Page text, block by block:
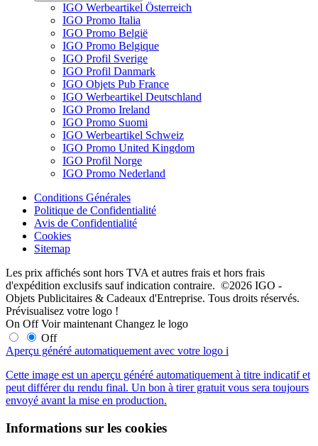
IGO Werbeartikel Österreich
IGO Promo Italia
IGO Promo België
IGO Promo Belgique
IGO Profil Sverige
IGO Profil Danmark
IGO Objets Pub France
IGO Werbeartikel Deutschland
IGO Promo Ireland
IGO Promo Suomi
IGO Werbeartikel Schweiz
IGO Promo United Kingdom
IGO Profil Norge
IGO Promo Nederland
Conditions Générales
Politique de Confidentialité
Avis de Confidentialité
Cookies
Sitemap
Les prix affichés sont hors TVA et autres frais et hors frais
d'expédition exclusifs sauf indication contraire. ©2026 IGO -
Objets Publicitaires & Cadeaux d'Entreprise. Tous droits réservés.
Prévisualisez votre logo !
On Off Voir maintenant Changez le logo
Off
Aperçu généré automatiquement avec votre logo i
Cette image est un aperçu généré automatiquement à titre indicatif et
peut différer du rendu final. Un bon à tirer gratuit vous sera toujours
envoyé avant la mise en production.
Informations sur les cookies